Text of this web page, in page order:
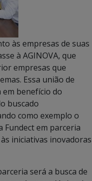
às empresas de suas
à AGINOVA, que
empresas que
Essa união de
em benefício do
buscado
como exemplo o
Fundect em parceria
iniciativas inovadoras
será a busca de